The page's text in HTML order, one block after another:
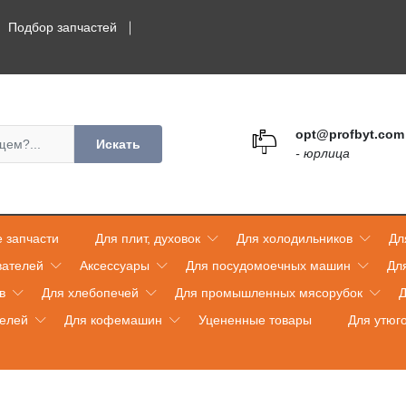
Подбор запчастей
Искать
opt@profbyt.com
- юрлица
Для плит, духовок Для холодильников
Аксессуары Для посудомоечных машин
Для хлебопечей Для промышленных мясорубок
Для кофемашин Уцененные товары Для